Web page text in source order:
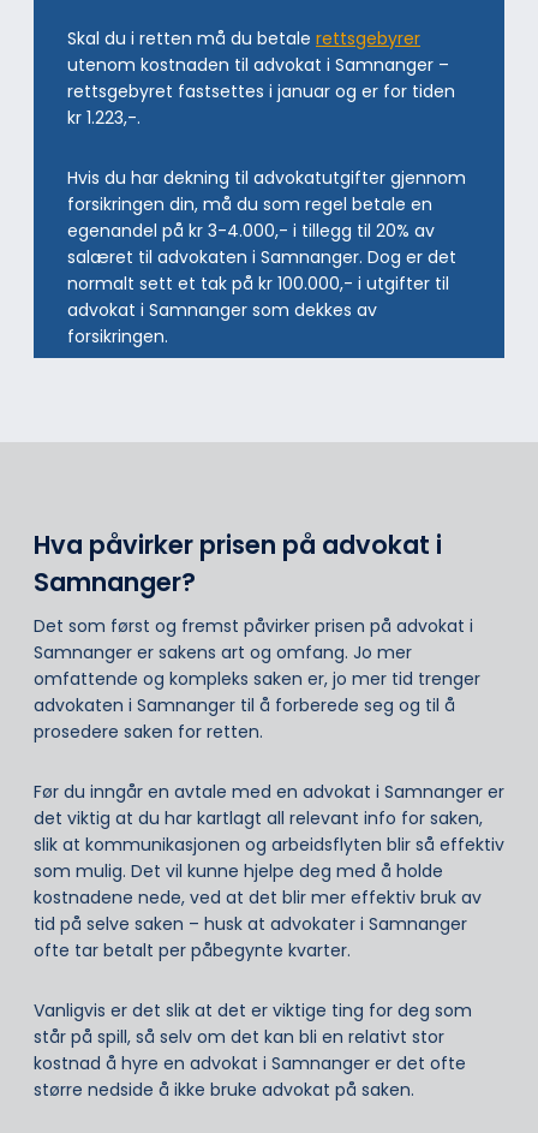
Skal du i retten må du betale rettsgebyrer
utenom kostnaden til advokat i Samnanger –
rettsgebyret fastsettes i januar og er for tiden
kr 1.223,-.
Hvis du har dekning til advokatutgifter gjennom
forsikringen din, må du som regel betale en
egenandel på kr 3-4.000,- i tillegg til 20% av
salæret til advokaten i Samnanger. Dog er det
normalt sett et tak på kr 100.000,- i utgifter til
advokat i Samnanger som dekkes av
forsikringen.
Hva påvirker prisen på advokat i
Samnanger?
Det som først og fremst påvirker prisen på advokat i
Samnanger er sakens art og omfang. Jo mer
omfattende og kompleks saken er, jo mer tid trenger
advokaten i Samnanger til å forberede seg og til å
prosedere saken for retten.
Før du inngår en avtale med en advokat i Samnanger er
det viktig at du har kartlagt all relevant info for saken,
slik at kommunikasjonen og arbeidsflyten blir så effektiv
som mulig. Det vil kunne hjelpe deg med å holde
kostnadene nede, ved at det blir mer effektiv bruk av
tid på selve saken – husk at advokater i Samnanger
ofte tar betalt per påbegynte kvarter.
Vanligvis er det slik at det er viktige ting for deg som
står på spill, så selv om det kan bli en relativt stor
kostnad å hyre en advokat i Samnanger er det ofte
større nedside å ikke bruke advokat på saken.